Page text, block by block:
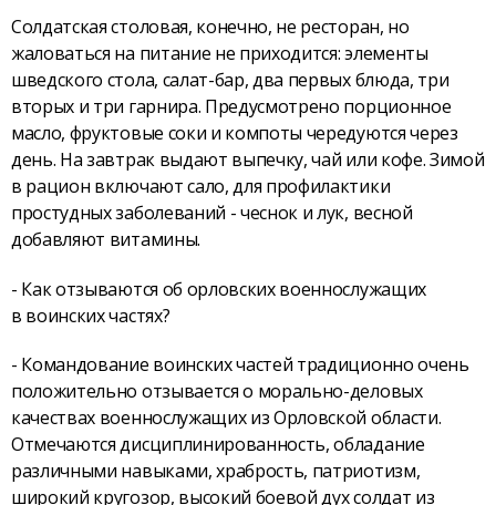
Солдатская столовая, конечно, не ресторан, но
жаловаться на питание не приходится: элементы
шведского стола, салат-бар, два первых блюда, три
вторых и три гарнира. Предусмотрено порционное
масло, фруктовые соки и компоты чередуются через
день. На завтрак выдают выпечку, чай или кофе. Зимой
в рацион включают сало, для профилактики
простудных заболеваний - чеснок и лук, весной
добавляют витамины.
- Как отзываются об орловских военнослужащих
в воинских частях?
- Командование воинских частей традиционно очень
положительно отзывается о морально-деловых
качествах военнослужащих из Орловской области.
Отмечаются дисциплинированность, обладание
различными навыками, храбрость, патриотизм,
широкий кругозор, высокий боевой дух солдат из